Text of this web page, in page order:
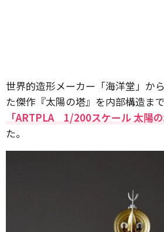
世界的造形メーカー「海洋堂」か
た傑作『太陽の塔』を内部構造ま
「ARTPLA 1/200スケール 太陽の
た。